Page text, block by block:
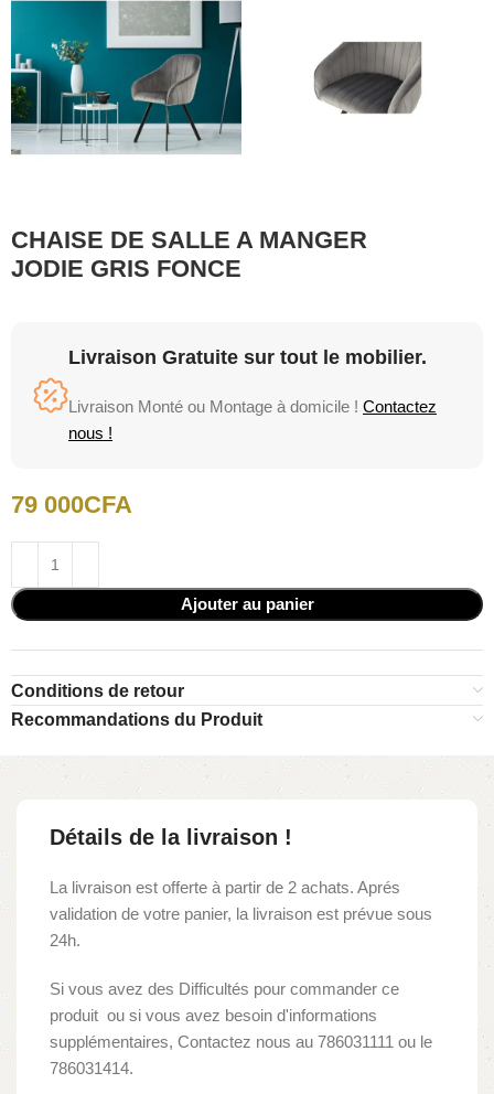
CHAISE DE SALLE A MANGER
JODIE GRIS FONCE
Livraison Gratuite sur tout le mobilier.
Livraison Monté ou Montage à domicile !Contactez
nous !
79 000CFA
Ajouter au panier
Conditions de retour
Recommandations du Produit
Détails de la livraison !
La livraison est offerte à partir de 2 achats. Aprés
validation de votre panier, la livraison est prévue sous
24h.
Si vous avez des Difficultés pour commander ce
produit ou si vous avez besoin d'informations
supplémentaires, Contactez nous au 786031111 ou le
786031414.